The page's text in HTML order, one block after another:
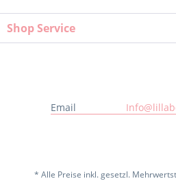
Shop Service
Email
* Alle Preise inkl. gesetzl.